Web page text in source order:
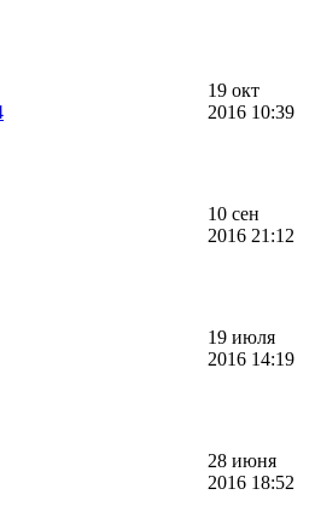
19 окт
2016 10:39
10 сен
2016 21:12
19 июля
2016 14:19
28 июня
2016 18:52